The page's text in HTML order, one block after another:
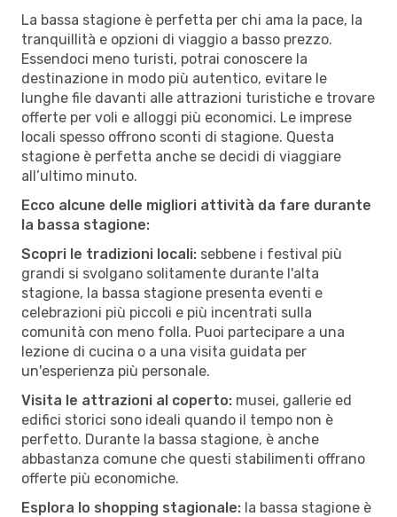
La bassa stagione è perfetta per chi ama la pace, la
tranquillità e opzioni di viaggio a basso prezzo.
Essendoci meno turisti, potrai conoscere la
destinazione in modo più autentico, evitare le
lunghe file davanti alle attrazioni turistiche e trovare
offerte per voli e alloggi più economici. Le imprese
locali spesso offrono sconti di stagione. Questa
stagione è perfetta anche se decidi di viaggiare
all’ultimo minuto.
Ecco alcune delle migliori attività da fare durante
la bassa stagione:
Scopri le tradizioni locali: sebbene i festival più
grandi si svolgano solitamente durante l'alta
stagione, la bassa stagione presenta eventi e
celebrazioni più piccoli e più incentrati sulla
comunità con meno folla. Puoi partecipare a una
lezione di cucina o a una visita guidata per
un'esperienza più personale.
Visita le attrazioni al coperto: musei, gallerie ed
edifici storici sono ideali quando il tempo non è
perfetto. Durante la bassa stagione, è anche
abbastanza comune che questi stabilimenti offrano
offerte più economiche.
Esplora lo shopping stagionale: la bassa stagione è